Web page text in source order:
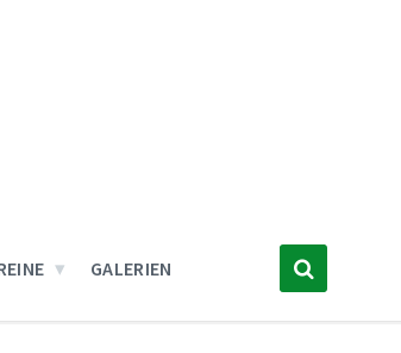
GALERIEN